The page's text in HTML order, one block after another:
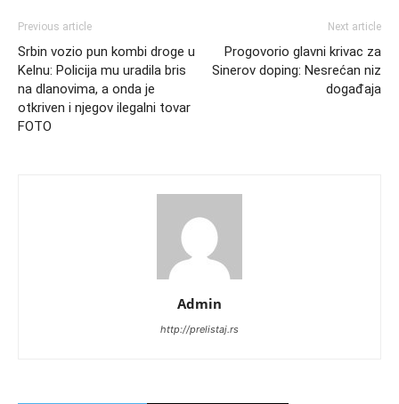
Previous article
Srbin vozio pun kombi droge u
Kelnu: Policija mu uradila bris
na dlanovima, a onda je
otkriven i njegov ilegalni tovar
FOTO
Next article
Progovorio glavni krivac za
Sinerov doping: Nesrećan niz
događaja
Admin
http://prelistaj.rs